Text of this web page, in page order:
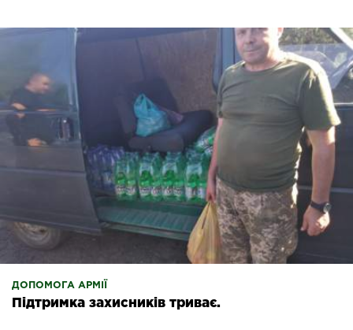
ДОПОМОГА АРМІЇ
Підтримка захисників триває.